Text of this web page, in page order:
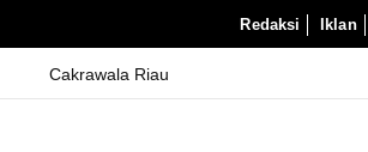
Redaksi Iklan